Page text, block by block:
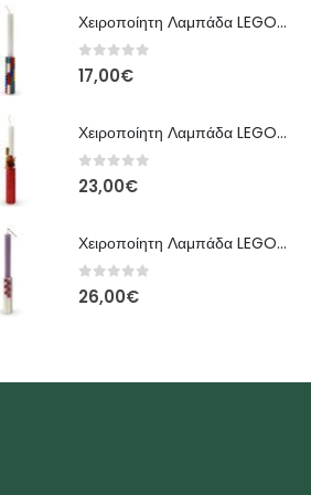
Χειροποίητη Λαμπάδα LEGO – Έκδοση Classic Brick
0out of 5
17,00€
Χειροποίητη Λαμπάδα LEGO – Kai Ninjago
0 out of 5
23,00€
Χειροποίητη Λαμπάδα LEGO – Floral Bloom Edition
0 out of 5
26,00€